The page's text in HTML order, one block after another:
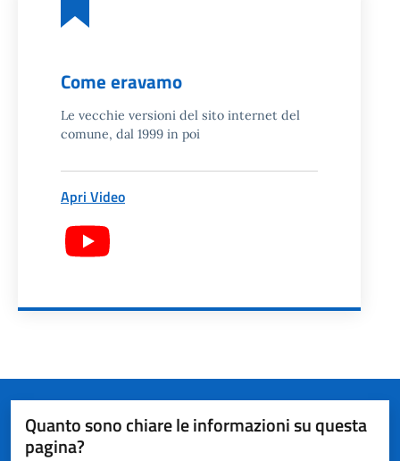
Come eravamo
Le vecchie versioni del sito internet del
comune, dal 1999 in poi
Apri Video
Quanto sono chiare le informazioni su questa
pagina?